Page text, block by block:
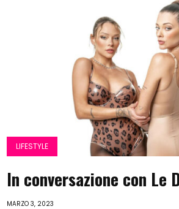
LIFESTYLE
In conversazione con Le
MARZO 3, 2023